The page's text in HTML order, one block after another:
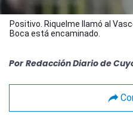
Positivo. Riquelme llamó al
Boca está encaminado.
Por Redacción Diario de